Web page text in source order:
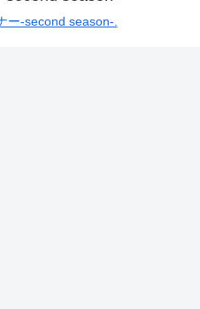
ー-second season-.